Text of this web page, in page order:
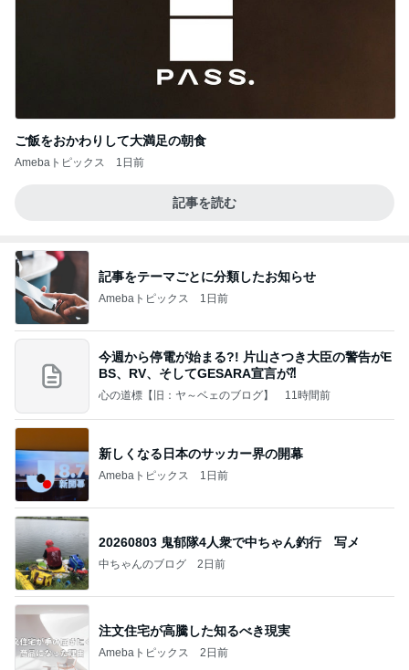
ご飯をおかわりして大満足の朝食
Amebaトピックス 1日前
記事を読む
記事をテーマごとに分類したお知らせ
Amebaトピックス 1日前
今週から停電が始まる?! 片山さつき大臣の警告がE
BS、RV、そしてGESARA宣言が⁈
心の道標【旧：ヤ～ベェのブログ】 11時間前
新しくなる日本のサッカー界の開幕
Amebaトピックス 1日前
20260803 鬼郁隊4人衆で中ちゃん釣行 写メ
中ちゃんのブログ 2日前
注文住宅が高騰した知るべき現実
Amebaトピックス 2日前